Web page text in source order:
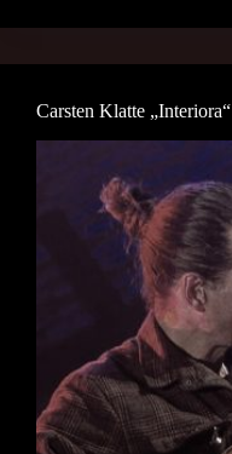
Carsten Klatte „Interiora“